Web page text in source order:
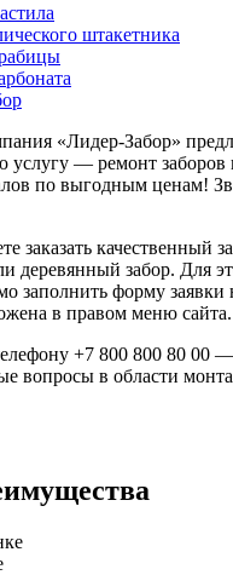
штакетника
«Лидер-Забор»
услугу — ремонт заборов
по выгодным ценам!
заказать качественный
деревянный забор. Для
заполнить форму заявки
в правом меню сайта.
+7 800 800 80 00
вопросы в области